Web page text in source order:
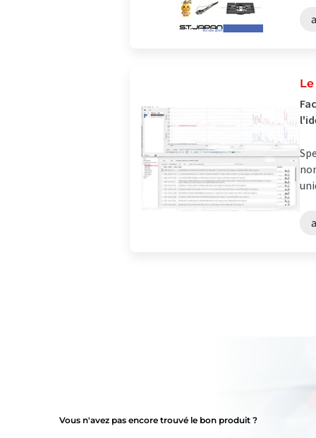
Vous n'avez pas encore trouvé le bon produit ?